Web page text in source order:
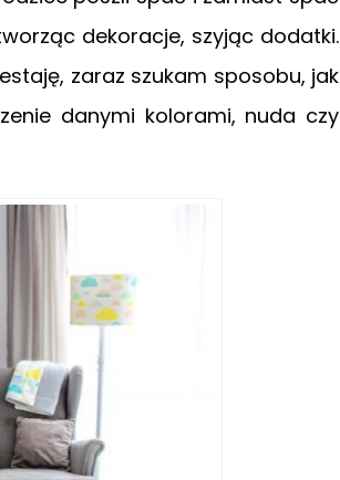
dekoracje, szyjąc dodatki.
zaraz szukam sposobu, jak
danymi kolorami, nuda czy